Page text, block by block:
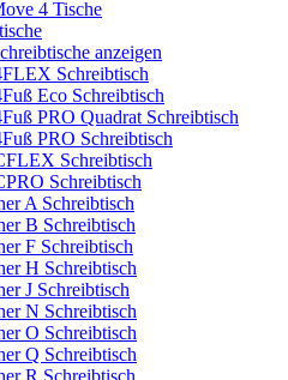
4 Tische
anzeigen
Schreibtisch
Eco Schreibtisch
PRO Quadrat Schreibtisch
PRO Schreibtisch
Schreibtisch
Schreibtisch
A Schreibtisch
B Schreibtisch
F Schreibtisch
H Schreibtisch
J Schreibtisch
N Schreibtisch
O Schreibtisch
Q Schreibtisch
R Schreibtisch